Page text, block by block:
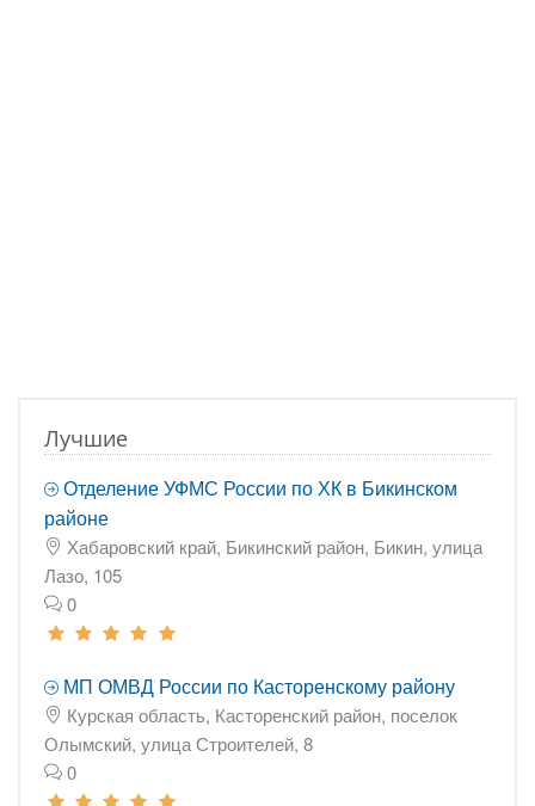
Лучшие
Отделение УФМС России по ХК в Бикинском
районе
Хабаровский край, Бикинский район, Бикин, улица
Лазо, 105
0
МП ОМВД России по Касторенскому району
Курская область, Касторенский район, поселок
Олымский, улица Строителей, 8
0